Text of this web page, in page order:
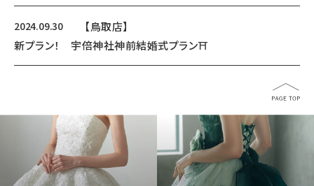
2024.09.30
【鳥取店】
新プラン！ 宇倍神社神前結婚式プラン⛩️